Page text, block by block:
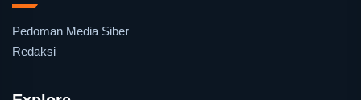
Pedoman Media Siber
Redaksi